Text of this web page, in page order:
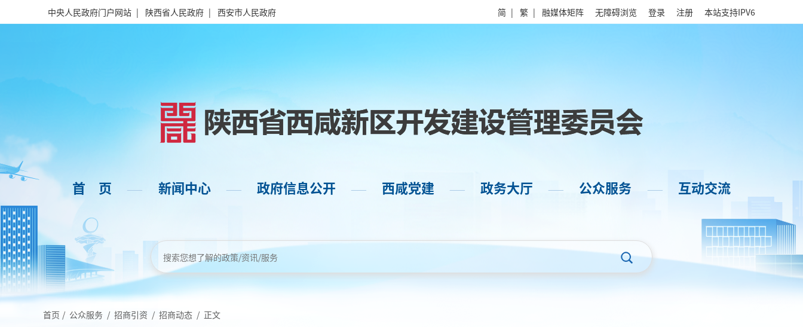
中央人民政府门户网站 | 陕西省人民政府 | 西安市人民政府 简 | 繁 | 融媒体矩阵 无障碍浏览 登录 注册 本站支持IPV6
首 页 —— 新闻中心 —— 政府信息公开 —— 西咸党建 —— 政务大厅 —— 公众服务 —— 互动交流
首页 / 公众服务 / 招商引资 / 招商动态 / 正文